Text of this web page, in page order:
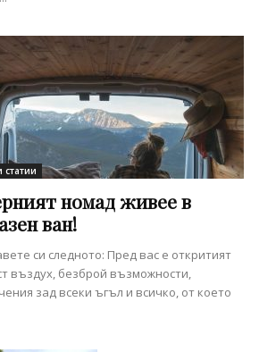
номад живее в
ван!
си следното: Пред вас е откритият
въздух, безброй възможности,
зад всеки ъгъл и всичко, от което